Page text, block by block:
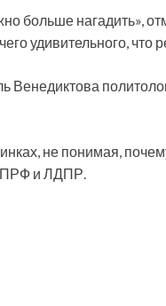
больше нагадить»,
удивительного, что
Венедиктова
не понимая,
и ЛДПР.